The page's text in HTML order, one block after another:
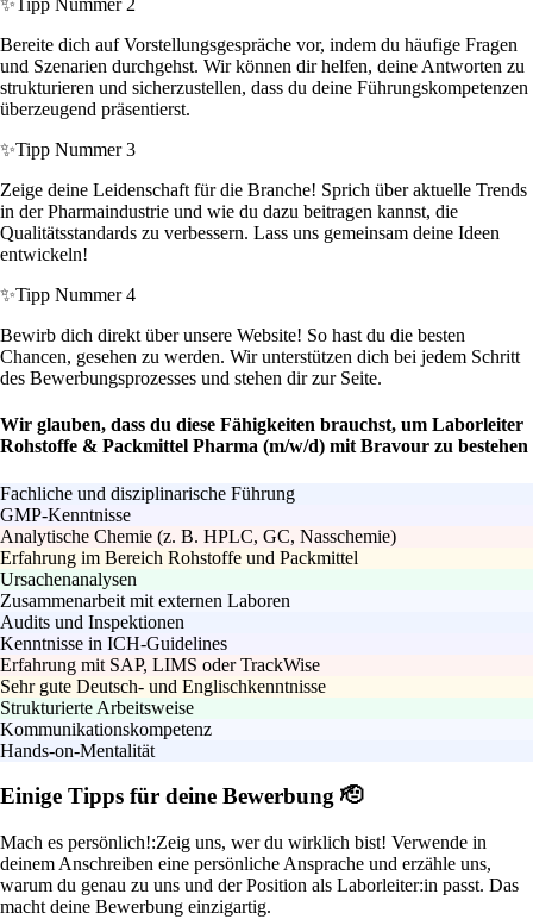
✨ Tipp Nummer 2
Bereite dich auf Vorstellungsgespräche vor, indem du häufige Fragen
und Szenarien durchgehst. Wir können dir helfen, deine Antworten zu
strukturieren und sicherzustellen, dass du deine Führungskompetenzen
überzeugend präsentierst.
✨Tipp Nummer 3
Zeige deine Leidenschaft für die Branche! Sprich über aktuelle Trends
in der Pharmaindustrie und wie du dazu beitragen kannst, die
Qualitätsstandards zu verbessern. Lass uns gemeinsam deine Ideen
entwickeln!
✨Tipp Nummer 4
Bewirb dich direkt über unsere Website! So hast du die besten
Chancen, gesehen zu werden. Wir unterstützen dich bei jedem Schritt
des Bewerbungsprozesses und stehen dir zur Seite.
Wir glauben, dass du diese Fähigkeiten brauchst, um Laborleiter
Rohstoffe & Packmittel Pharma (m/w/d) mit Bravour zu bestehen
Fachliche und disziplinarische Führung
GMP-Kenntnisse
Analytische Chemie (z. B. HPLC, GC, Nasschemie)
Erfahrung im Bereich Rohstoffe und Packmittel
Ursachenanalysen
Zusammenarbeit mit externen Laboren
Audits und Inspektionen
Kenntnisse in ICH-Guidelines
Erfahrung mit SAP, LIMS oder TrackWise
Sehr gute Deutsch- und Englischkenntnisse
Strukturierte Arbeitsweise
Kommunikationskompetenz
Hands-on-Mentalität
Einige Tipps für deine Bewerbung 🫡
Mach es persönlich!:Zeig uns, wer du wirklich bist! Verwende in
deinem Anschreiben eine persönliche Ansprache und erzähle uns,
warum du genau zu uns und der Position als Laborleiter:in passt. Das
macht deine Bewerbung einzigartig.